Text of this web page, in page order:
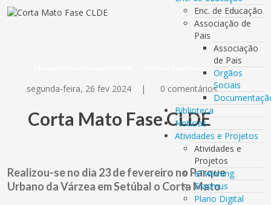
Enc. de Educação
Associação de
Pais
Associação
de Pais
Orgãos
Sociais
Biblioteca
Notícias
Atividades e Projetos
Atividades e
Projetos
eTwinning
Erasmus
Plano Digital
segunda-feira, 26 fev 2024 | 0 comentários
Corta Mato Fase CLDE
Realizou-se no dia 23 de fevereiro no Parque
Urbano da Várzea em Setúbal o Corta Mato